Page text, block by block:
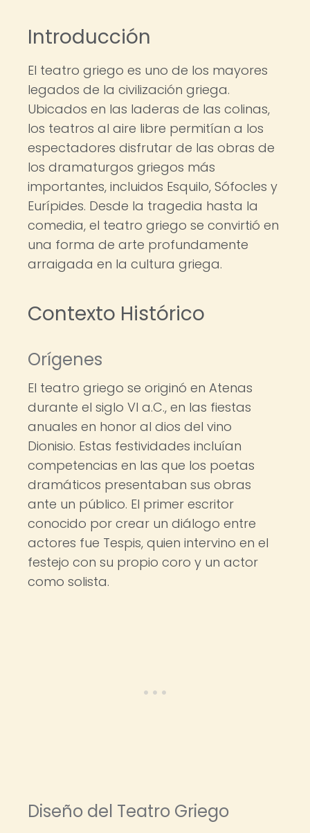
Introducción
El teatro griego es uno de los mayores
legados de la civilización griega.
Ubicados en las laderas de las colinas,
los teatros al aire libre permitían a los
espectadores disfrutar de las obras de
los dramaturgos griegos más
importantes, incluidos Esquilo, Sófocles y
Eurípides. Desde la tragedia hasta la
comedia, el teatro griego se convirtió en
una forma de arte profundamente
arraigada en la cultura griega.
Contexto Histórico
Orígenes
El teatro griego se originó en Atenas
durante el siglo VI a.C., en las fiestas
anuales en honor al dios del vino
Dionisio. Estas festividades incluían
competencias en las que los poetas
dramáticos presentaban sus obras
ante un público. El primer escritor
conocido por crear un diálogo entre
actores fue Tespis, quien intervino en el
festejo con su propio coro y un actor
como solista.
Diseño del Teatro Griego